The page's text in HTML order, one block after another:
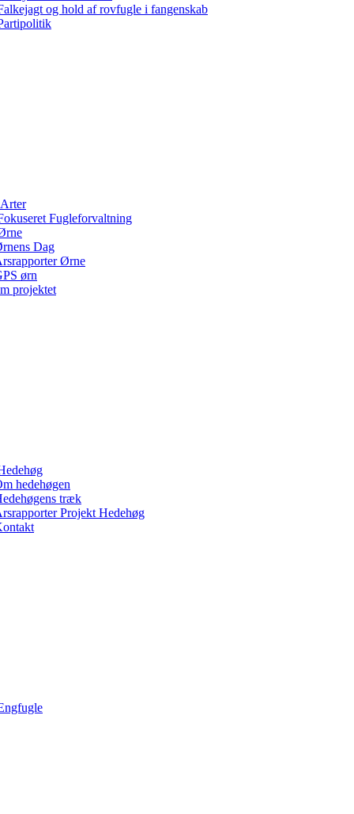
og hold af rovfugle i fangenskab
Arter
Fugleforvaltning
Dag
Ørne
ørn
projektet
hedehøgen
træk
Projekt Hedehøg